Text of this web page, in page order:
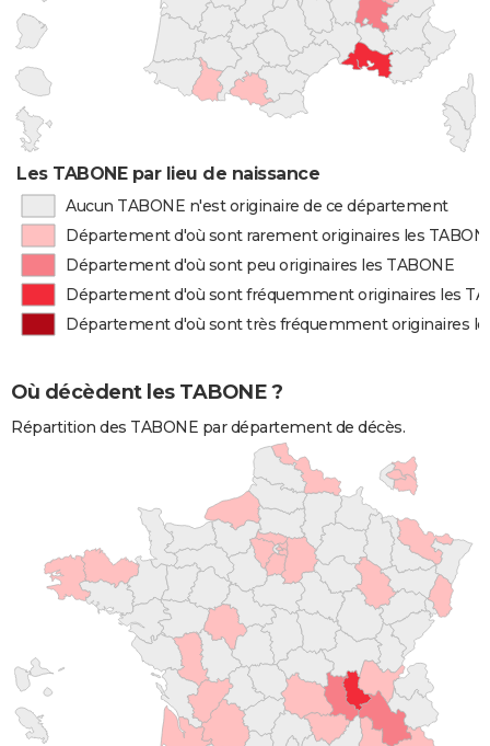
Les TABONE par lieu de naissance
Aucun TABONE n'est originaire de ce département
Département d'où sont rarement originaires les
Département d'où sont peu originaires les TABONE
Département d'où sont fréquemment originaires les
Département d'où sont très fréquemment originaires
Où décèdent les TABONE ?
Répartition des TABONE par département de décès.